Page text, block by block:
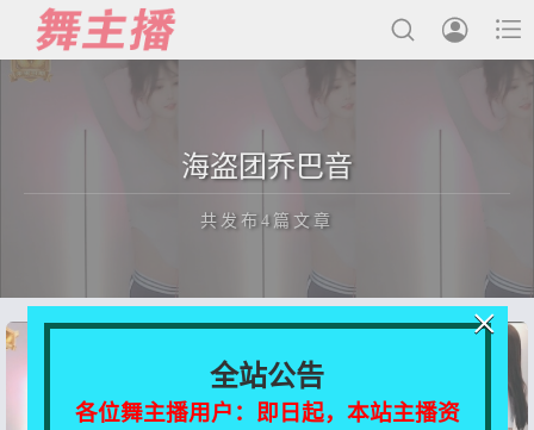



主播合集
用户中心
海盗团乔巴音
共发布4篇文章
正在为您加载新内容
全站公告
各位舞主播用户：即日起，本站主播资
×